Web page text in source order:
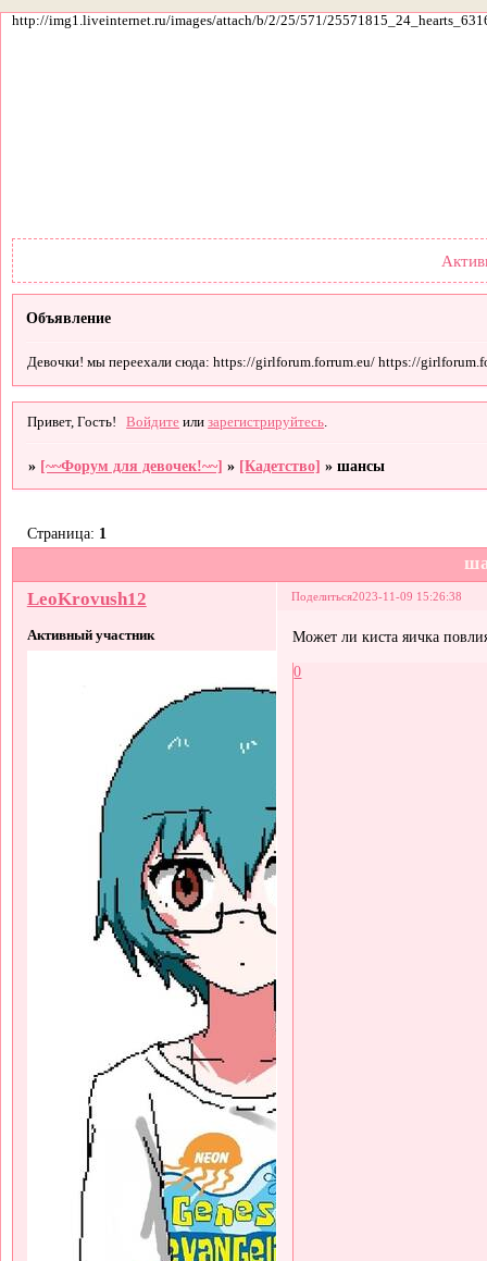
http://img1.liveinternet.ru/images/attach/b/2/25/571/
Объявление
Девочки! мы переехали сюда: https://girlforum.forrum.eu/ https://
Привет, Гость! Войдите илизарегистрируйтесь
» [~~Форум для девочек!~~] » [Кадетство] »шансы
Страница: 1
Поделиться2023-11-09 15:26:38
LeoKrovush12
Активный участник Может ли киста яичка
0